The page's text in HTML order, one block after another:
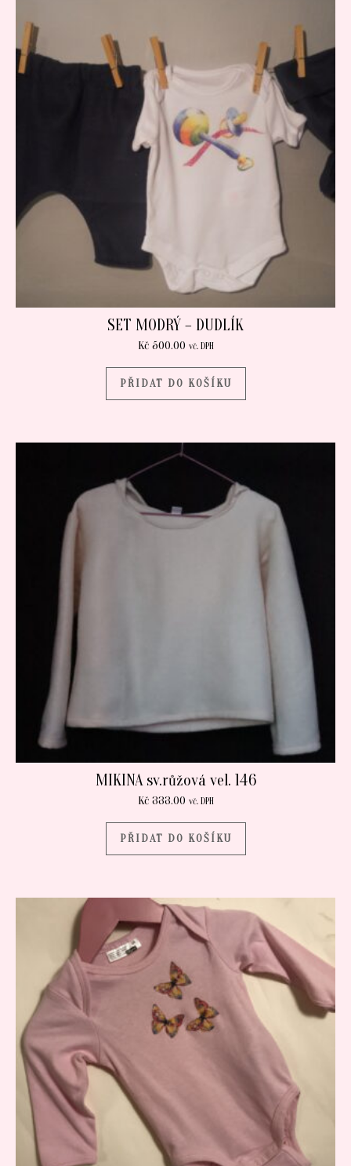
SET MODRÝ – DUDLÍK
Kč500.00 vč. DPH
PŘIDAT DO KOŠÍKU
MIKINA sv.růžová vel. 146
Kč333.00 vč. DPH
PŘIDAT DO KOŠÍKU